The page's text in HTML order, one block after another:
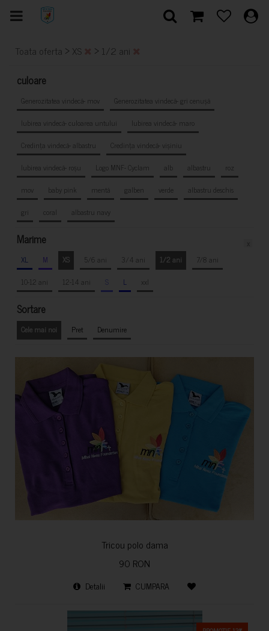
Toata oferta > XS > 1/2 ani
culoare
Generozitatea vindecă- mov
Generozitatea vindecă- gri cenușă
Iubirea vindecă- culoarea untului
Iubirea vindecă- maro
Credința vindecă- albastru
Credința vindecă- vișiniu
Iubirea vindecă- roșu
Logo MNF- Cyclam alb albastru
roz
mov
baby pink mentă galben verde
albastru deschis
gri
coral albastru navy
Marime
XL M XS 5/6 ani 3/4 ani 1/2 ani
7/8 ani
10-12 ani
12-14 ani S L xxl
Sortare
Cele mai noi Pret Denumire
Tricou polo dama
90 RON
Detalii CUMPARA